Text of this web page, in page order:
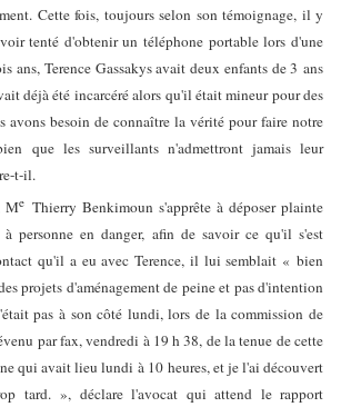
Cette fois, toujours selon son témoignage, il y
tenté d'obtenir un téléphone portable lors d'une
ans, Terence Gassakys avait deux enfants de 3 ans
déjà été incarcéré alors qu'il était mineur pour des
avons besoin de connaître la vérité pour faire notre
que les surveillants n'admettront jamais leur
t-il.
Me Thierry Benkimoun s'apprête à déposer plainte
à personne en danger, afin de savoir ce qu'il s'est
qu'il a eu avec Terence, il lui semblait « bien
projets d'aménagement de peine et pas d'intention
pas à son côté lundi, lors de la commission de
par fax, vendredi à 19 h 38, de la tenue de cette
qui avait lieu lundi à 10 heures, et je l'ai découvert
tard. », déclare l'avocat qui attend le rapport